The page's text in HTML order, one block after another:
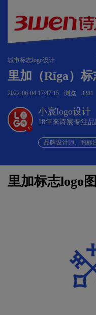
城市标志logo设计
里加（Rīga）
2022-06-04 17:47:15 浏览 3281
v
小宸logo设计
18年来诗宸专注
品牌设计师、商标
里加标志logo